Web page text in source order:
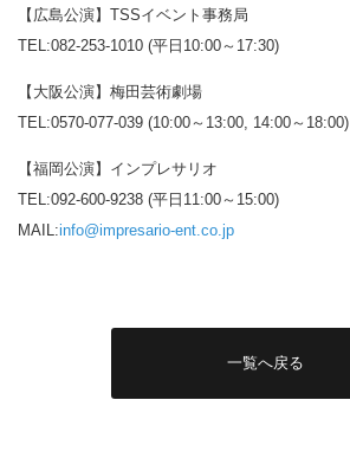
【広島公演】TSSイベント事務局
TEL:082-253-1010 (平日10:00～17:30)
【大阪公演】梅田芸術劇場
TEL:0570-077-039 (10:00～13:00, 14:00～18:00)
【福岡公演】インプレサリオ
TEL:092-600-9238 (平日11:00～15:00)
MAIL:info@impresario-ent.co.jp
一覧へ戻る